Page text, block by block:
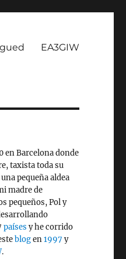
EA3GIW
en Barcelona donde
taxista toda su
pequeña aldea
madre de
pequeños, Pol y
países y he corrido
blogen1997 y
.